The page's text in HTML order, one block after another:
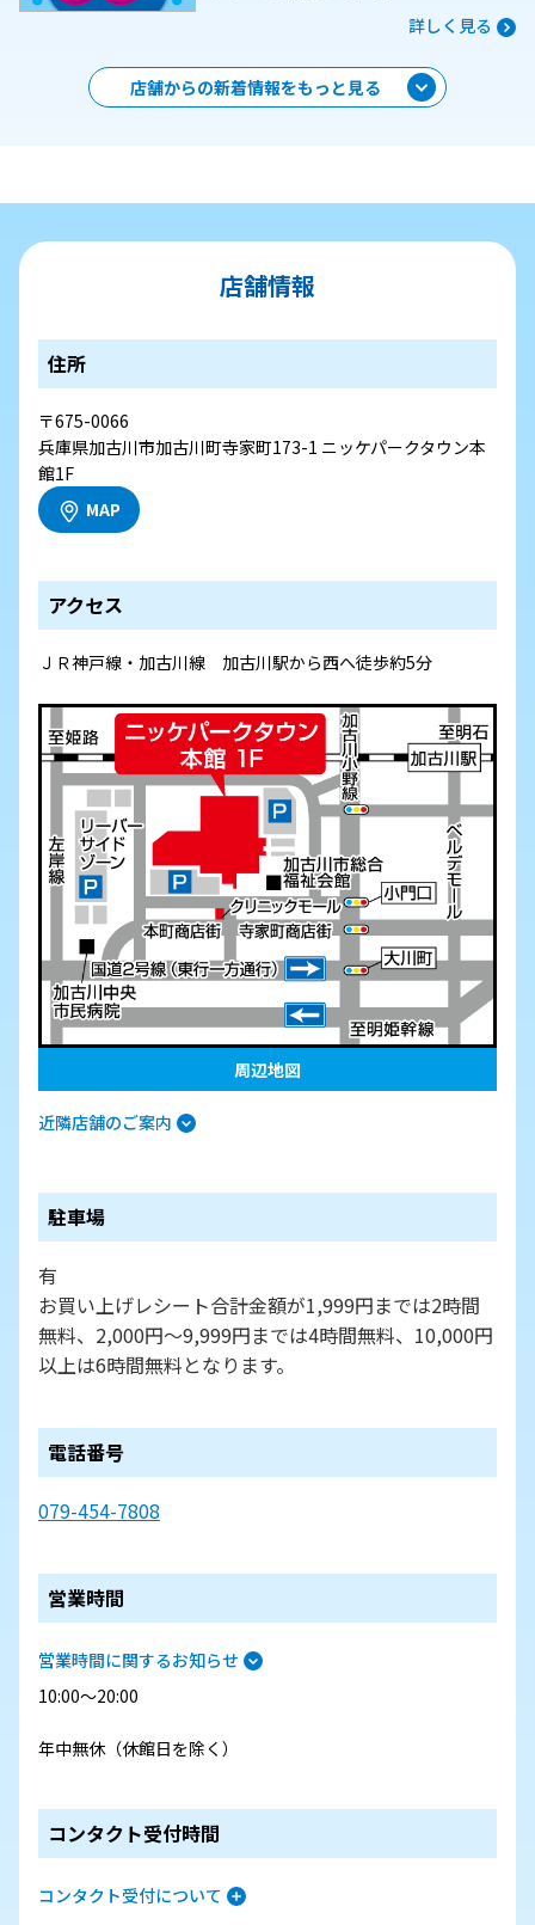
詳しく見る
店舗からの新着情報をもっと見る
店舗情報
住所
〒675-0066
兵庫県加古川市加古川町寺家町173-1 ニッケパークタウン本
館1F
MAP
アクセス
周辺地図
ＪＲ神戸線・加古川線 加古川駅から西へ徒歩約5分
近隣店舗のご案内
駐車場
有
お買い上げレシート合計金額が1,999円までは2時間
無料、2,000円～9,999円までは4時間無料、10,000円
以上は6時間無料となります。
電話番号
079-454-7808
営業時間
営業時間に関するお知らせ
10:00～20:00
年中無休（休館日を除く）
コンタクト受付時間
コンタクト受付について